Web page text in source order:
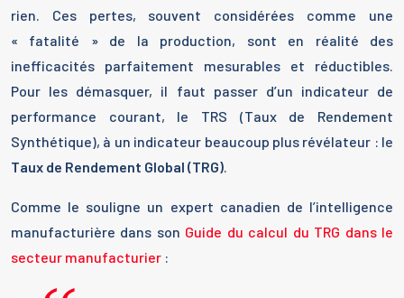
rien. Ces pertes, souvent considérées comme une
« fatalité » de la production, sont en réalité des
inefficacités parfaitement mesurables et réductibles.
Pour les démasquer, il faut passer d’un indicateur de
performance courant, le TRS (Taux de Rendement
Synthétique), à un indicateur beaucoup plus révélateur : le
Taux de Rendement Global (TRG).
Comme le souligne un expert canadien de l’intelligence
manufacturière dans son Guide du calcul du TRG dans le
secteur manufacturier :